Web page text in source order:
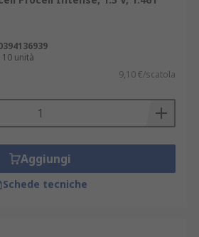
unità
9,10 €/scatola
Aggiungi
Schede tecniche